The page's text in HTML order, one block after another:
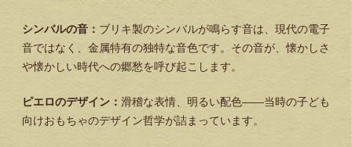
シンバルの音： ブリキ製のシンバルが鳴らす音は、現代の電子
音ではなく、金属特有の独特な音色です。その音が、懐かしさ
や懐かしい時代への郷愁を呼び起こします。
ピエロのデザイン： 滑稽な表情、明るい配色——当時の子ども
向けおもちゃのデザイン哲学が詰まっています。